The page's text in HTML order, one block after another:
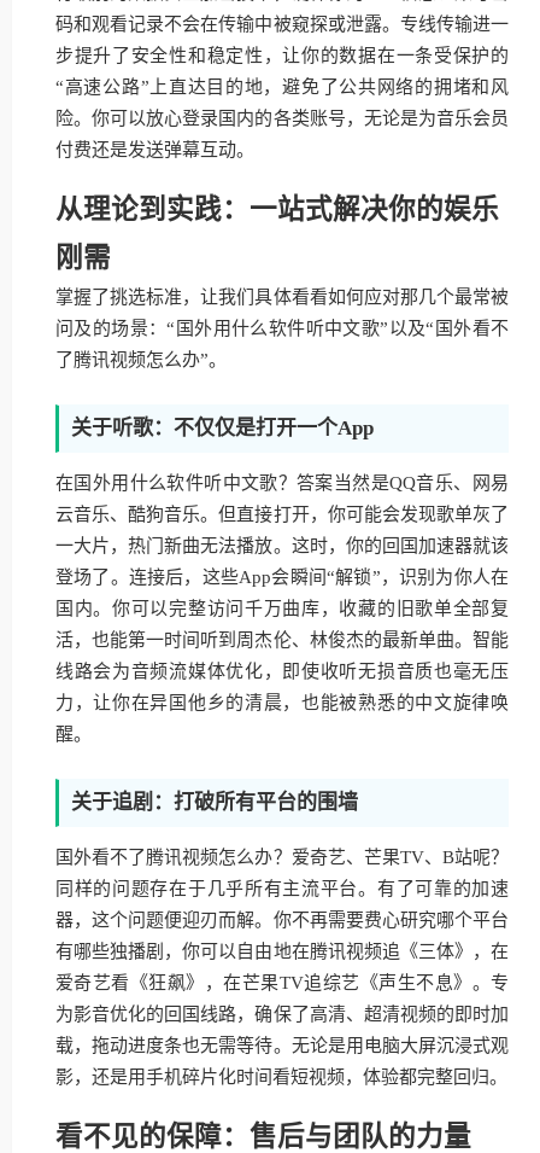
码和观看记录不会在传输中被窥探或泄露。专线传输进一
步提升了安全性和稳定性，让你的数据在一条受保护的
“高速公路”上直达目的地，避免了公共网络的拥堵和风
险。你可以放心登录国内的各类账号，无论是为音乐会员
付费还是发送弹幕互动。
从理论到实践：一站式解决你的娱乐
刚需
掌握了挑选标准，让我们具体看看如何应对那几个最常被
问及的场景：“国外用什么软件听中文歌”以及“国外看不
了腾讯视频怎么办”。
关于听歌：不仅仅是打开一个App
在国外用什么软件听中文歌？答案当然是QQ音乐、网易
云音乐、酷狗音乐。但直接打开，你可能会发现歌单灰了
一大片，热门新曲无法播放。这时，你的回国加速器就该
登场了。连接后，这些App会瞬间“解锁”，识别为你人在
国内。你可以完整访问千万曲库，收藏的旧歌单全部复
活，也能第一时间听到周杰伦、林俊杰的最新单曲。智能
线路会为音频流媒体优化，即使收听无损音质也毫无压
力，让你在异国他乡的清晨，也能被熟悉的中文旋律唤
醒。
关于追剧：打破所有平台的围墙
国外看不了腾讯视频怎么办？爱奇艺、芒果TV、B站呢？
同样的问题存在于几乎所有主流平台。有了可靠的加速
器，这个问题便迎刃而解。你不再需要费心研究哪个平台
有哪些独播剧，你可以自由地在腾讯视频追《三体》，在
爱奇艺看《狂飙》，在芒果TV追综艺《声生不息》。专
为影音优化的回国线路，确保了高清、超清视频的即时加
载，拖动进度条也无需等待。无论是用电脑大屏沉浸式观
影，还是用手机碎片化时间看短视频，体验都完整回归。
看不见的保障：售后与团队的力量